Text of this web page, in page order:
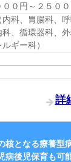
０円～２５００
内科、胃腸科、
科、循環器科、
ギー科）
詳
核となる療養型
後児保育も可